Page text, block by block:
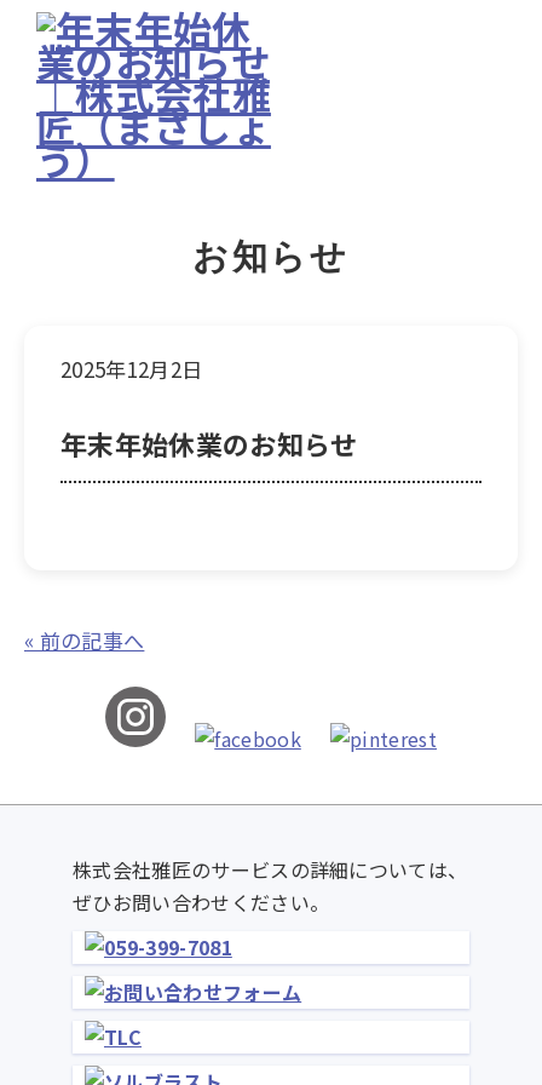
お知らせ
2025年12月2日
年末年始休業のお知らせ
« 前の記事へ
株式会社雅匠のサービスの詳細については、
ぜひお問い合わせください。